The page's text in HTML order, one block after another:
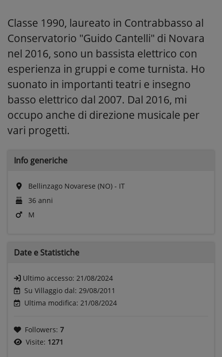
Classe 1990, laureato in Contrabbasso al
Conservatorio "Guido Cantelli" di Novara
nel 2016, sono un bassista elettrico con
esperienza in gruppi e come turnista. Ho
suonato in importanti teatri e insegno
basso elettrico dal 2007. Dal 2016, mi
occupo anche di direzione musicale per
vari progetti.
Info generiche
Bellinzago Novarese (NO) - IT
36 anni
M
Date e Statistiche
Ultimo accesso: 21/08/2024
Su Villaggio dal: 29/08/2011
Ultima modifica: 21/08/2024
Followers: 7
Visite: 1271